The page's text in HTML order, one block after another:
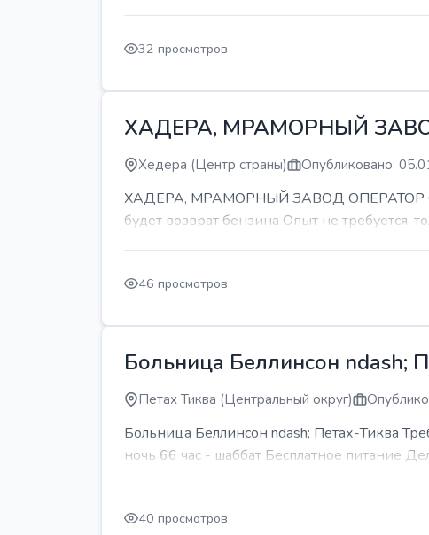
32 просмотров
ХАДЕРА, МРАМОРНЫЙ
Хедера (Центр страны) Опубликовано:
ХАДЕРА, МРАМОРНЫЙ ЗАВОД ОПЕРАТОР
будет возврат бензина Опыт не требуется,
46 просмотров
Больница Беллинсон ndash;
Петах Тиква (Центральный округ)
Больница Беллинсон ndash; Петах-Тиква
ночь 66 час - шаббат Бесплатное питание
40 просмотров